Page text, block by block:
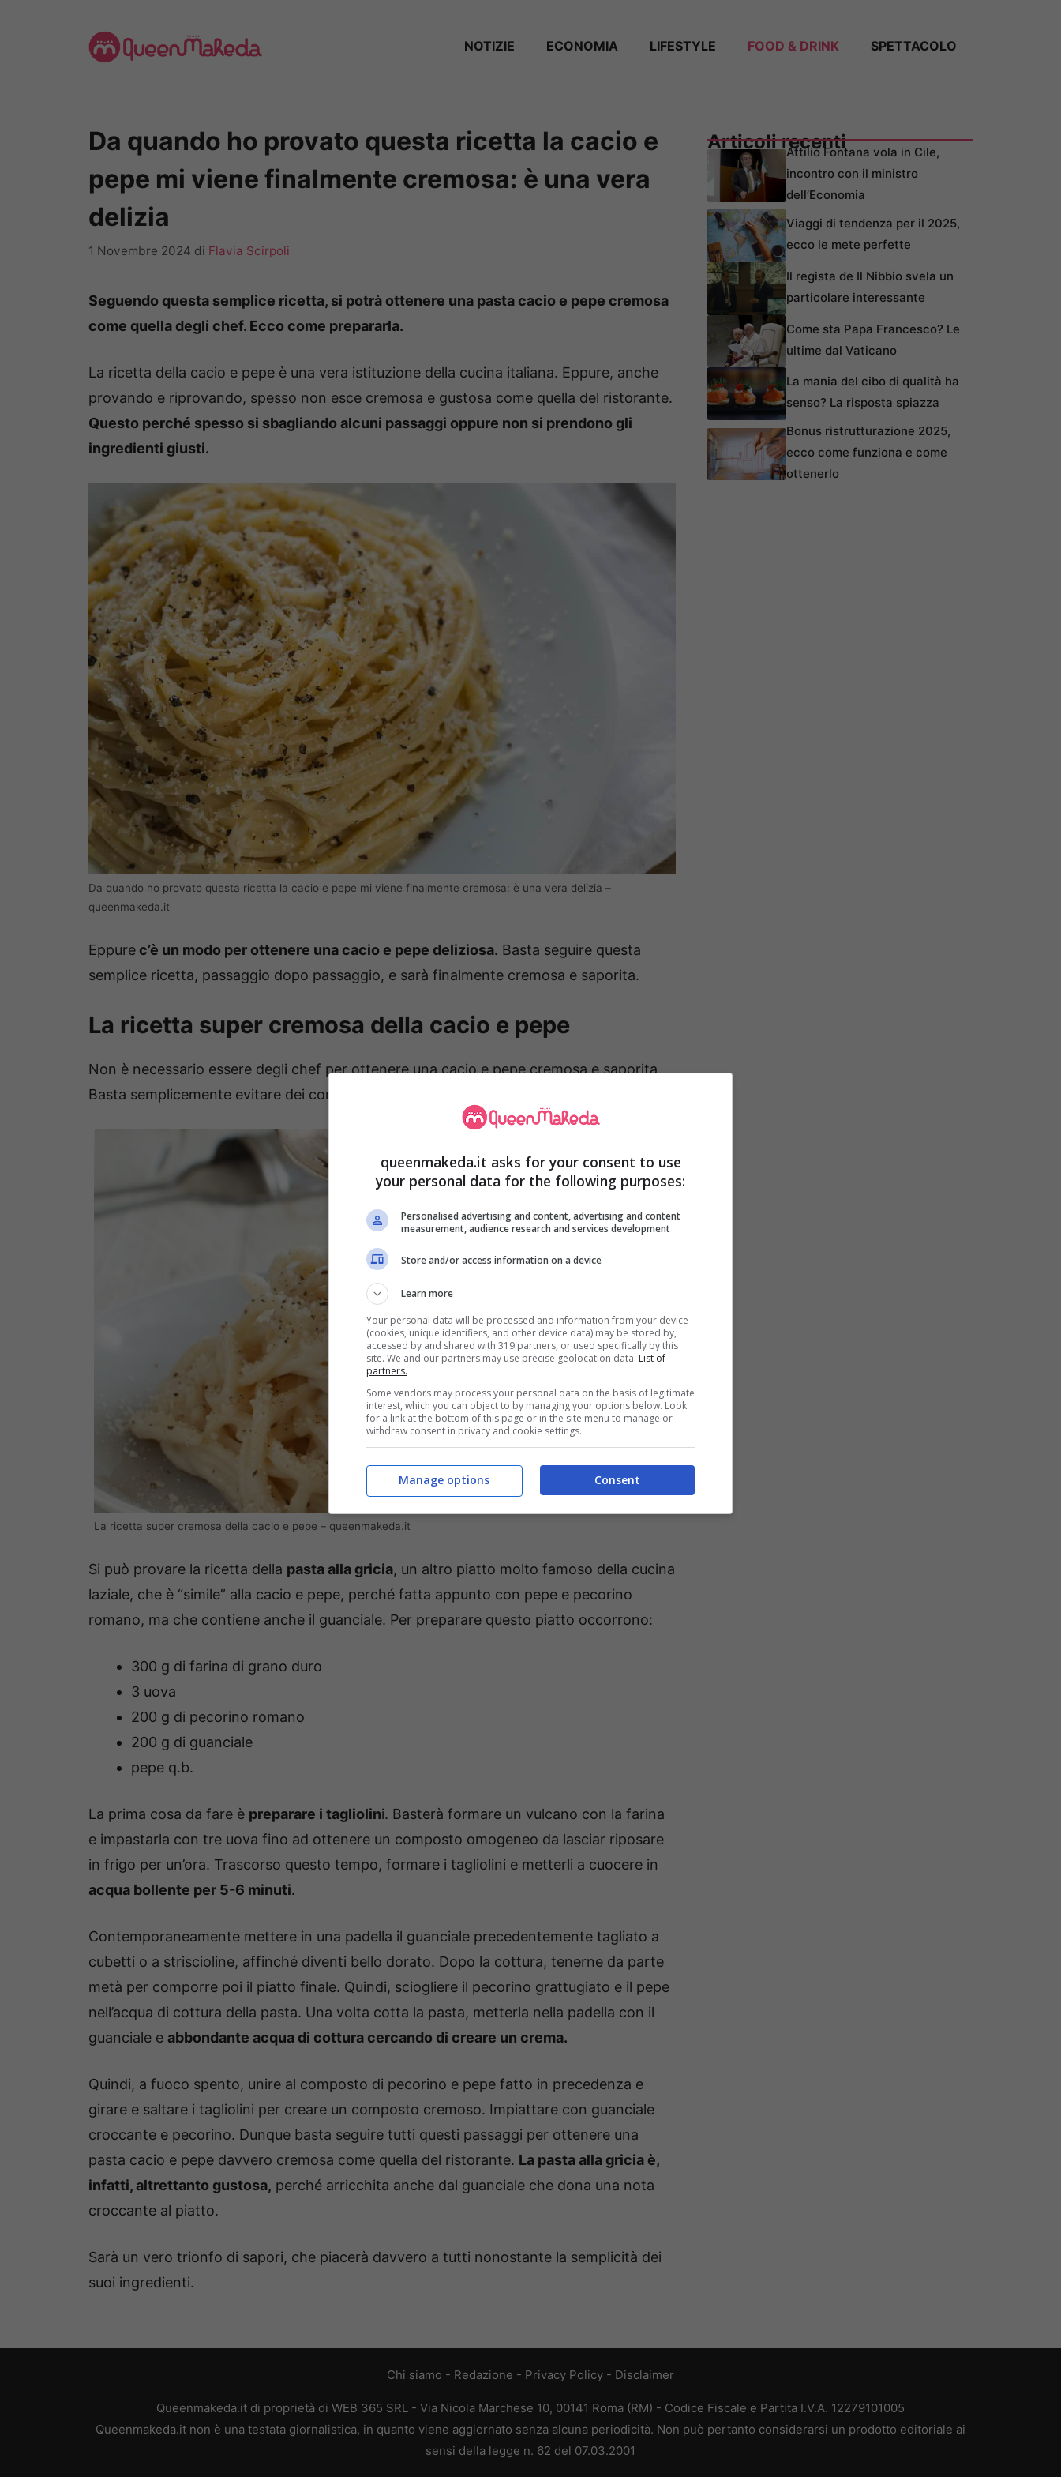
NOTIZIE ECONOMIA LIFESTYLE FOOD & DRINK SPETTACOLO
Da quando ho provato questa ricetta la cacio e
pepe mi viene finalmente cremosa: è una vera
delizia
1 Novembre 2024 di Flavia Scirpoli
Seguendo questa semplice ricetta, si potrà ottenere una pasta cacio e pepe cremosa
come quella degli chef. Ecco come prepararla.
La ricetta della cacio e pepe è una vera istituzione della cucina italiana. Eppure, anche
provando e riprovando, spesso non esce cremosa e gustosa come quella del ristorante.
Questo perché spesso si sbagliando alcuni passaggi oppure non si prendono gli
ingredienti giusti.
Da quando ho provato questa ricetta la cacio e pepe mi viene finalmente cremosa: è una vera delizia –
queenmakeda.it
Eppure c’è un modo per ottenere una cacio e pepe deliziosa. Basta seguire questa
semplice ricetta, passaggio dopo passaggio, e sarà finalmente cremosa e saporita.
La ricetta super cremosa della cacio e pepe
Non è necessario essere degli chef per ottenere una cacio e pepe cremosa e saporita.
Basta semplicemente evitare dei comuni errori e, soprattutto, seguire la ricetta giusta.
La ricetta super cremosa della cacio e pepe – queenmakeda.it
Si può provare la ricetta della pasta alla gricia, un altro piatto molto famoso della cucina
laziale, che è “simile” alla cacio e pepe, perché fatta appunto con pepe e pecorino
romano, ma che contiene anche il guanciale. Per preparare questo piatto occorrono:
300 g di farina di grano duro
3 uova
200 g di pecorino romano
200 g di guanciale
pepe q.b.
La prima cosa da fare è preparare i tagliolini. Basterà formare un vulcano con la farina
e impastarla con tre uova fino ad ottenere un composto omogeneo da lasciar riposare
in frigo per un’ora. Trascorso questo tempo, formare i tagliolini e metterli a cuocere in
acqua bollente per 5-6 minuti.
Contemporaneamente mettere in una padella il guanciale precedentemente tagliato a
cubetti o a striscioline, affinché diventi bello dorato. Dopo la cottura, tenerne da parte
metà per comporre poi il piatto finale. Quindi, sciogliere il pecorino grattugiato e il pepe
nell’acqua di cottura della pasta. Una volta cotta la pasta, metterla nella padella con il
guanciale e abbondante acqua di cottura cercando di creare un crema.
Quindi, a fuoco spento, unire al composto di pecorino e pepe fatto in precedenza e
girare e saltare i tagliolini per creare un composto cremoso. Impiattare con guanciale
croccante e pecorino. Dunque basta seguire tutti questi passaggi per ottenere una
pasta cacio e pepe davvero cremosa come quella del ristorante. La pasta alla gricia è,
infatti, altrettanto gustosa, perché arricchita anche dal guanciale che dona una nota
croccante al piatto.
Sarà un vero trionfo di sapori, che piacerà davvero a tutti nonostante la semplicità dei
suoi ingredienti.
Articoli recentiAttilio Fontana vola in Cile,
incontro con il ministro
dell’Economia
Viaggi di tendenza per il 2025,
ecco le mete perfette
Il regista de Il Nibbio svela un
particolare interessante
Come sta Papa Francesco? Le
ultime dal Vaticano
La mania del cibo di qualità ha
senso? La risposta spiazza
Bonus ristrutturazione 2025,
ecco come funziona e come
ottenerlo
Chi siamo - Redazione - Privacy Policy - Disclaimer
Queenmakeda.it di proprietà di WEB 365 SRL - Via Nicola Marchese 10, 00141 Roma (RM) - Codice Fiscale e Partita I.V.A. 12279101005
Queenmakeda.it non è una testata giornalistica, in quanto viene aggiornato senza alcuna periodicità. Non può pertanto considerarsi un prodotto editoriale ai
sensi della legge n. 62 del 07.03.2001
queenmakeda.it asks for your consent to use
your personal data for the following purposes:
Personalised advertising and content, advertising and content
measurement, audience research and services development
Store and/or access information on a device
Learn more
Your personal data will be processed and information from your device
(cookies, unique identifiers, and other device data) may be stored by,
accessed by and shared with 319 partners, or used specifically by this
site. We and our partners may use precise geolocation data. List of
partners.
Some vendors may process your personal data on the basis of legitimate
interest, which you can object to by managing your options below. Look
for a link at the bottom of this page or in the site menu to manage or
withdraw consent in privacy and cookie settings.
Consent
Manage options